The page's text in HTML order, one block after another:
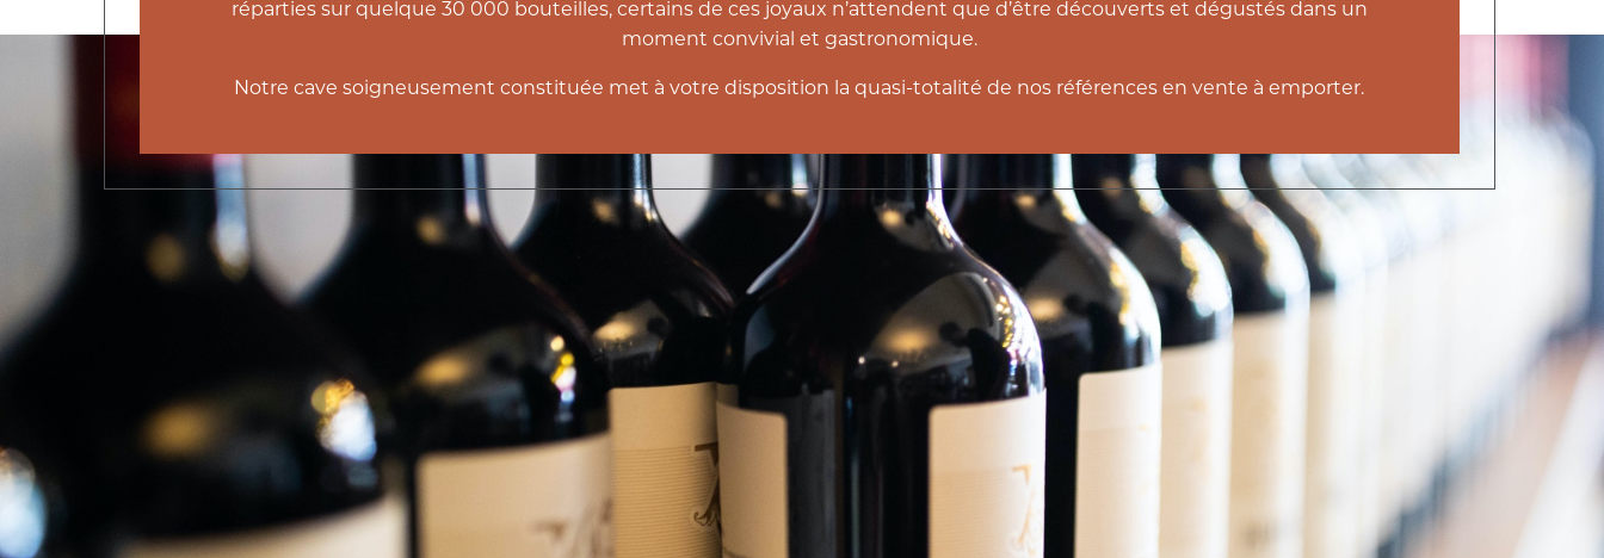
réparties sur quelque 30 000 bouteilles, certains de ces joyaux n’attendent que d’être découverts et dégustés dans un
moment convivial et gastronomique.
Notre cave soigneusement constituée met à votre disposition la quasi-totalité de nos références en vente à emporter.